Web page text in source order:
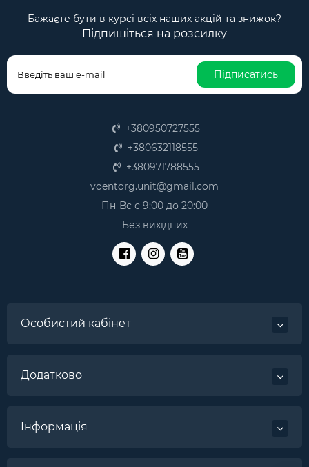
Бажаєте бути в курсі всіх наших акцій та знижок?
Підпишіться на розсилку
Підписатись
+380950727555
+380632118555
+380971788555
voentorg.unit@gmail.com
Пн-Вс с 9:00 до 20:00
Без вихідних
Особистий кабінет
Додатково
Інформація